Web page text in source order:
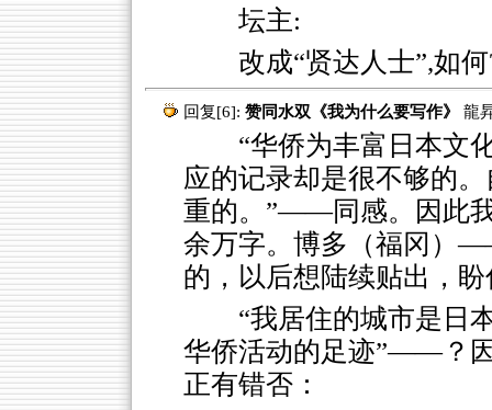
坛主:
改成“贤达人士”,如何
回复[6]: 赞同水双《我为什么要写作》 龍
“华侨为丰富日本文化
应的记录却是很不够的
重的。”——同感。因此
余万字。博多（福冈
的，以后想陆续贴出，
“我居住的城市是日
华侨活动的足迹”——？
正有错否：